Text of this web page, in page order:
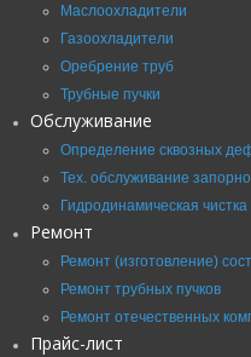
Маслоохладители
Газоохладители
Оребрение труб
Трубные пучки
Обслуживание
Определение сквозных
Тех. обслуживание
Гидродинамическая
Ремонт
Ремонт (изготовление)
Ремонт трубных пучков
Ремонт отечественных
Прайс-лист